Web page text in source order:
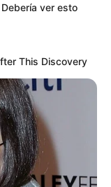
ver esto
This Discovery